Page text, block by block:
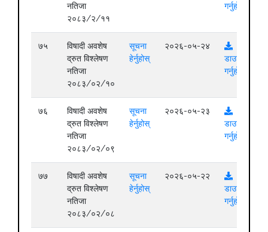
नतिजा
२०८३/२/११
गर्नुहोस्
७५
विषादी अवशेष
द्रुत विश्लेषण
नतिजा
२०८३/०२/१०
सूचना
हेर्नुहोस्
२०२६-०५-२४
डाउनलोड
गर्नुहोस्
७६
विषादी अवशेष
द्रुत विश्लेषण
नतिजा
२०८३/०२/०९
सूचना
हेर्नुहोस्
२०२६-०५-२३
डाउनलोड
गर्नुहोस्
७७
विषादी अवशेष
द्रुत विश्लेषण
नतिजा
२०८३/०२/०८
सूचना
हेर्नुहोस्
२०२६-०५-२२
डाउनलोड
गर्नुहोस्